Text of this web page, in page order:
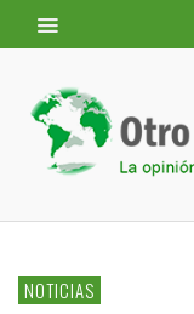
NOTICIAS